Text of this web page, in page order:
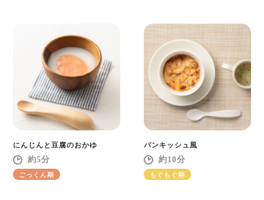
にんじんと豆腐のおかゆ
5
ごっくん期
パンキッシュ風
10
もぐもぐ期